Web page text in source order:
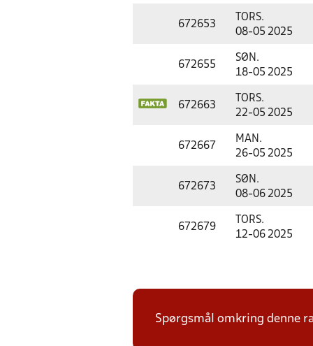
672653
TORS.
08-05 2025
672655
SØN.
18-05 2025
672663
TORS.
22-05 2025
672667
MAN.
26-05 2025
672673
SØN.
08-06 2025
672679
TORS.
12-06 2025
Spørgsmål omkring denne